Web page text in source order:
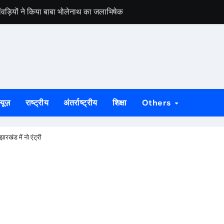
ने किया बाबा भोलेनाथ का जलाभिषेक
मांगू ईचागुटू और प्रतिका महतो रहे प्रथम
मना विश्व आदिवासी दिवस
से बरामद, गुवा पुलिस ने सकुशल लौटाया
का रेस्क्यू, धान रोपनी के लिए जा रही थीं राउरकेला
राष्ट्रीय अंतर्राष्ट्रीय शिक्षा Others
में नो एंट्री